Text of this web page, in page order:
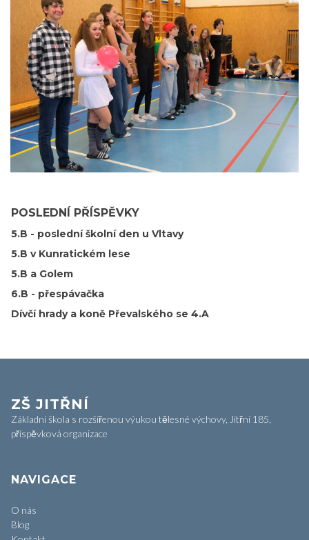
POSLEDNÍ PŘÍSPĚVKY
5.B - poslední školní den u Vltavy
5.B v Kunratickém lese
5.B a Golem
6.B - přespávačka
Dívčí hrady a koně Převalského se 4.A
ZŠ JITŘNÍ
Základní škola s rozšířenou výukou tělesné výchovy, Jitřní 185,
příspěvková organizace
NAVIGACE
O nás
Blog